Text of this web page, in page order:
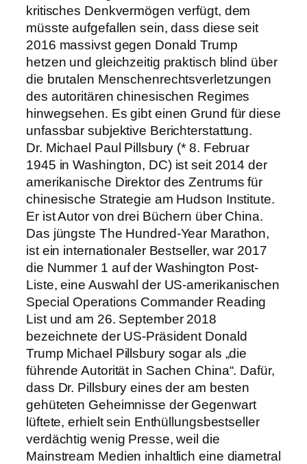
kritisches Denkvermögen verfügt, dem
müsste aufgefallen sein, dass diese seit
2016 massivst gegen Donald Trump
hetzen und gleichzeitig praktisch blind über
die brutalen Menschenrechtsverletzungen
des autoritären chinesischen Regimes
hinwegsehen. Es gibt einen Grund für diese
unfassbar subjektive Berichterstattung.
Dr. Michael Paul Pillsbury (* 8. Februar
1945 in Washington, DC) ist seit 2014 der
amerikanische Direktor des Zentrums für
chinesische Strategie am Hudson Institute.
Er ist Autor von drei Büchern über China.
Das jüngste The Hundred-Year Marathon,
ist ein internationaler Bestseller, war 2017
die Nummer 1 auf der Washington Post-
Liste, eine Auswahl der US-amerikanischen
Special Operations Commander Reading
List und am 26. September 2018
bezeichnete der US-Präsident Donald
Trump Michael Pillsbury sogar als „die
führende Autorität in Sachen China“. Dafür,
dass Dr. Pillsbury eines der am besten
gehüteten Geheimnisse der Gegenwart
lüftete, erhielt sein Enthüllungsbestseller
verdächtig wenig Presse, weil die
Mainstream Medien inhaltlich eine diametral